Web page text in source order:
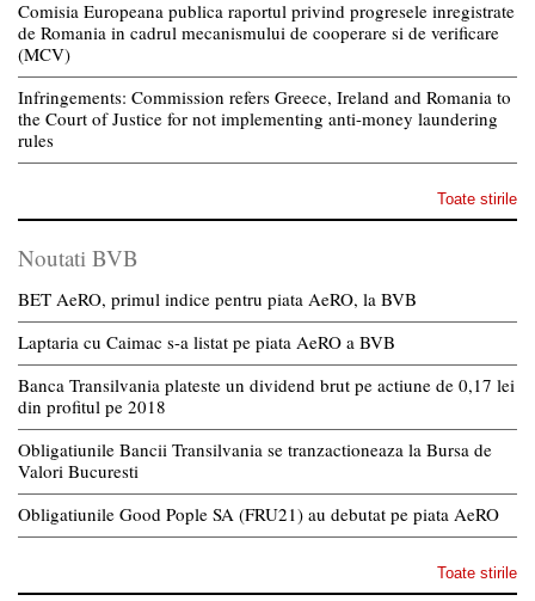
Comisia Europeana publica raportul privind progresele inregistrate
de Romania in cadrul mecanismului de cooperare si de verificare
(MCV)
Infringements: Commission refers Greece, Ireland and Romania to
the Court of Justice for not implementing anti-money laundering
rules
Toate stirile
Noutati BVB
BET AeRO, primul indice pentru piata AeRO, la BVB
Laptaria cu Caimac s-a listat pe piata AeRO a BVB
Banca Transilvania plateste un dividend brut pe actiune de 0,17 lei
din profitul pe 2018
Obligatiunile Bancii Transilvania se tranzactioneaza la Bursa de
Valori Bucuresti
Obligatiunile Good Pople SA (FRU21) au debutat pe piata AeRO
Toate stirile